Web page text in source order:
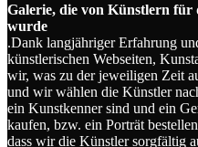
Galerie, die von Künstlern für
wurde
.Dank langjähriger Erfahrung
künstlerischen Webseiten,
wir, was zu der jeweiligen Zeit
und wir wählen die Künstler
ein Kunstkenner sind und ein
kaufen, bzw. ein Porträt
dass wir die Künstler sorgfältig